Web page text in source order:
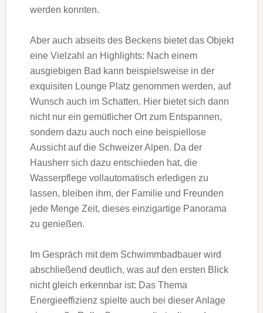
werden konnten.
Aber auch abseits des Beckens bietet das Objekt
eine Vielzahl an Highlights: Nach einem
ausgiebigen Bad kann beispielsweise in der
exquisiten Lounge Platz genommen werden, auf
Wunsch auch im Schatten. Hier bietet sich dann
nicht nur ein gemütlicher Ort zum Entspannen,
sondern dazu auch noch eine beispiellose
Aussicht auf die Schweizer Alpen. Da der
Hausherr sich dazu entschieden hat, die
Wasserpflege vollautomatisch erledigen zu
lassen, bleiben ihm, der Familie und Freunden
jede Menge Zeit, dieses einzigartige Panorama
zu genießen.
Im Gespräch mit dem Schwimmbadbauer wird
abschließend deutlich, was auf den ersten Blick
nicht gleich erkennbar ist: Das Thema
Energieeffizienz spielte auch bei dieser Anlage